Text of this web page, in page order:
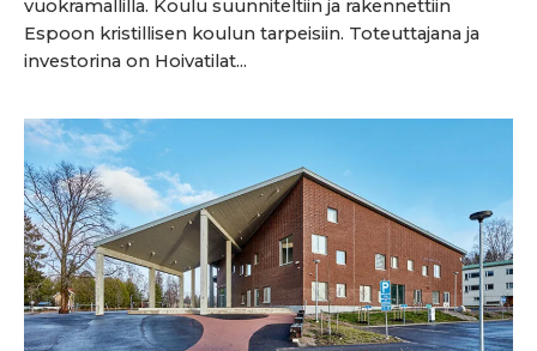
vuokramallilla. Koulu suunniteltiin ja rakennettiin
Espoon kristillisen koulun tarpeisiin. Toteuttajana ja
investorina on Hoivatilat...